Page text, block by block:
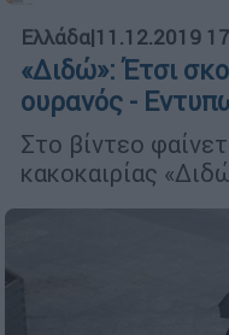
Ελλάδα|11.12.2019
«Διδώ»: Έτσι
ουρανός -
Στο βίντεο
κακοκαιρίας